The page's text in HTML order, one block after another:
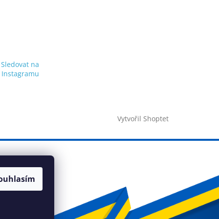
Sledovat na
Instagramu
Vytvořil Shoptet